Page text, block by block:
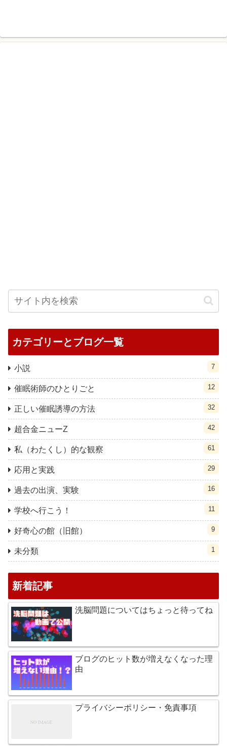
カテゴリーとブログ一覧
小説 7
催眠術師のひとりごと 12
正しい催眠誘導の方法 32
超合金ニューZ 42
私（わたくし）的な観察 61
応用と実践 29
過去の出演、実験 16
学校へ行こう！ 11
好奇心の館（旧館） 9
未分類 1
新着記事
洗脳問題についてはちょっと待ってね
ブログのヒット数が増えなくなった理
由
プライバシーポリシー・免責事項